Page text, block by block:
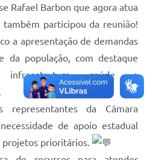
Rafael Barbon que agora atua
participou da reunião!
a apresentação de demandas
da população, com destaque
saúde e
da Câmara
de apoio estadual
projetos prioritários.